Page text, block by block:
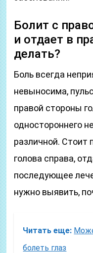
Болит с
и отдает в
делать?
Боль всегда
невыносима,
правой стороны
одностороннего
различной. Стоит
голова справа,
последующее
нужно выявить,
Читать еще:
болеть глаз